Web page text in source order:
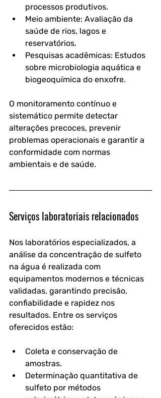
processos produtivos.
Meio ambiente: Avaliação da
saúde de rios, lagos e
reservatórios.
Pesquisas acadêmicas: Estudos
sobre microbiologia aquática e
biogeoquímica do enxofre.
O monitoramento contínuo e
sistemático permite detectar
alterações precoces, prevenir
problemas operacionais e garantir a
conformidade com normas
ambientais e de saúde.
Serviços laboratoriais relacionados
Nos laboratórios especializados, a
análise da concentração de sulfeto
na água é realizada com
equipamentos modernos e técnicas
validadas, garantindo precisão,
confiabilidade e rapidez nos
resultados. Entre os serviços
oferecidos estão:
Coleta e conservação de
amostras.
Determinação quantitativa de
sulfeto por métodos